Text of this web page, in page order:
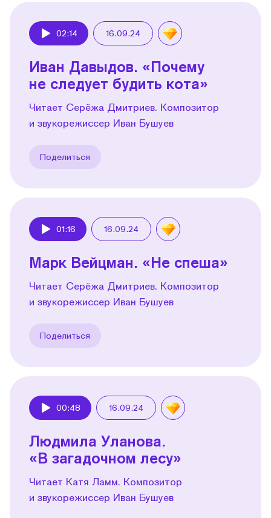
02:14 16.09.24
Иван Давыдов. «Почему
не следует будить кота»
Читает Серёжа Дмитриев. Композитор
и звукорежиссер Иван Бушуев
Поделиться
01:16 16.09.24
Марк Вейцман. «Не спеша»
Читает Серёжа Дмитриев. Композитор
и звукорежиссер Иван Бушуев
Поделиться
00:48 16.09.24
Людмила Уланова.
«В загадочном лесу»
Читает Катя Ламм. Композитор
и звукорежиссер Иван Бушуев